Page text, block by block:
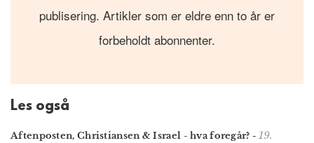
publisering. Artikler som er eldre enn to år er
forbeholdt abonnenter.
Les også
Aftenposten, Christiansen & Israel - hva foregår? - 19.